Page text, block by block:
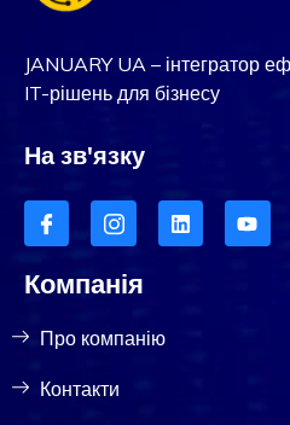
JANUARY UA – інтегратор
IT-рішень для бізнесу
На зв'язку
Компанія
Про компанію
Контакти